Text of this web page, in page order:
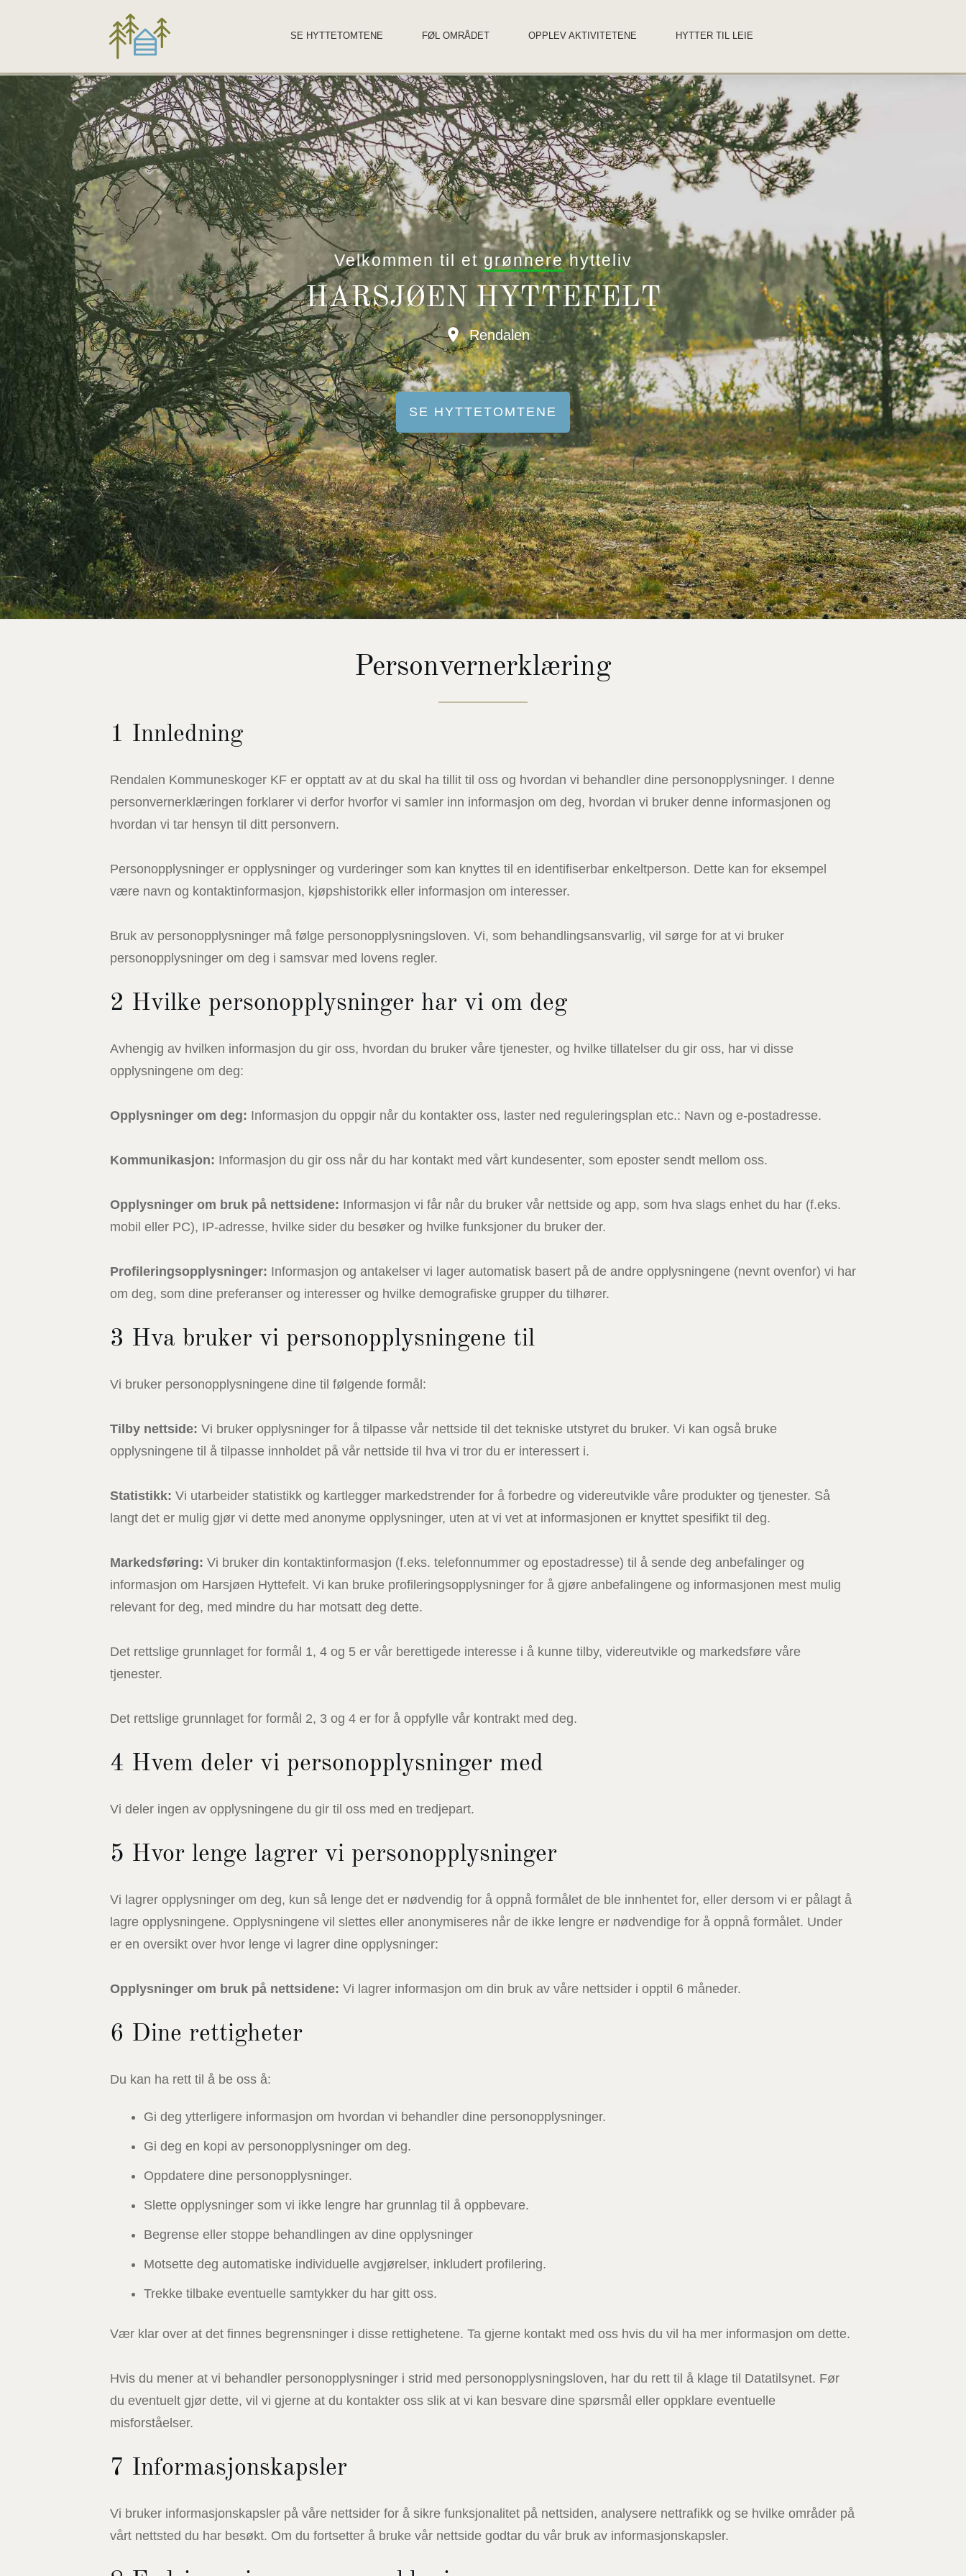
SE HYTTETOMTENE FØL OMRÅDET OPPLEV AKTIVITETENE HYTTER TIL LEIE
Velkommen til etgrønnerehytteliv
HARSJØEN HYTTEFELT
Rendalen
SE HYTTETOMTENE
Personvernerklæring
1 Innledning
Rendalen Kommuneskoger KF er opptatt av at du skal ha tillit til oss og hvordan vi behandler dine personopplysninger. I denne
personvernerklæringen forklarer vi derfor hvorfor vi samler inn informasjon om deg, hvordan vi bruker denne informasjonen og
hvordan vi tar hensyn til ditt personvern.
Personopplysninger er opplysninger og vurderinger som kan knyttes til en identifiserbar enkeltperson. Dette kan for eksempel
være navn og kontaktinformasjon, kjøpshistorikk eller informasjon om interesser.
Bruk av personopplysninger må følge personopplysningsloven. Vi, som behandlingsansvarlig, vil sørge for at vi bruker
personopplysninger om deg i samsvar med lovens regler.
2 Hvilke personopplysninger har vi om deg
Avhengig av hvilken informasjon du gir oss, hvordan du bruker våre tjenester, og hvilke tillatelser du gir oss, har vi disse
opplysningene om deg:
Opplysninger om deg: Informasjon du oppgir når du kontakter oss, laster ned reguleringsplan etc.: Navn og e-postadresse.
Kommunikasjon: Informasjon du gir oss når du har kontakt med vårt kundesenter, som eposter sendt mellom oss.
Opplysninger om bruk på nettsidene: Informasjon vi får når du bruker vår nettside og app, som hva slags enhet du har (f.eks.
mobil eller PC), IP-adresse, hvilke sider du besøker og hvilke funksjoner du bruker der.
Profileringsopplysninger: Informasjon og antakelser vi lager automatisk basert på de andre opplysningene (nevnt ovenfor) vi har
om deg, som dine preferanser og interesser og hvilke demografiske grupper du tilhører.
3 Hva bruker vi personopplysningene til
Vi bruker personopplysningene dine til følgende formål:
Tilby nettside: Vi bruker opplysninger for å tilpasse vår nettside til det tekniske utstyret du bruker. Vi kan også bruke
opplysningene til å tilpasse innholdet på vår nettside til hva vi tror du er interessert i.
Statistikk: Vi utarbeider statistikk og kartlegger markedstrender for å forbedre og videreutvikle våre produkter og tjenester. Så
langt det er mulig gjør vi dette med anonyme opplysninger, uten at vi vet at informasjonen er knyttet spesifikt til deg.
Markedsføring: Vi bruker din kontaktinformasjon (f.eks. telefonnummer og epostadresse) til å sende deg anbefalinger og
informasjon om Harsjøen Hyttefelt. Vi kan bruke profileringsopplysninger for å gjøre anbefalingene og informasjonen mest mulig
relevant for deg, med mindre du har motsatt deg dette.
Det rettslige grunnlaget for formål 1, 4 og 5 er vår berettigede interesse i å kunne tilby, videreutvikle og markedsføre våre
tjenester.
Det rettslige grunnlaget for formål 2, 3 og 4 er for å oppfylle vår kontrakt med deg.
4 Hvem deler vi personopplysninger med
Vi deler ingen av opplysningene du gir til oss med en tredjepart.
5 Hvor lenge lagrer vi personopplysninger
Vi lagrer opplysninger om deg, kun så lenge det er nødvendig for å oppnå formålet de ble innhentet for, eller dersom vi er pålagt å
lagre opplysningene. Opplysningene vil slettes eller anonymiseres når de ikke lengre er nødvendige for å oppnå formålet. Under
er en oversikt over hvor lenge vi lagrer dine opplysninger:
Opplysninger om bruk på nettsidene: Vi lagrer informasjon om din bruk av våre nettsider i opptil 6 måneder.
6 Dine rettigheter
Du kan ha rett til å be oss å:
Gi deg ytterligere informasjon om hvordan vi behandler dine personopplysninger.
Gi deg en kopi av personopplysninger om deg.
Oppdatere dine personopplysninger.
Slette opplysninger som vi ikke lengre har grunnlag til å oppbevare.
Begrense eller stoppe behandlingen av dine opplysninger
Motsette deg automatiske individuelle avgjørelser, inkludert profilering.
Trekke tilbake eventuelle samtykker du har gitt oss.
Vær klar over at det finnes begrensninger i disse rettighetene. Ta gjerne kontakt med oss hvis du vil ha mer informasjon om dette.
Hvis du mener at vi behandler personopplysninger i strid med personopplysningsloven, har du rett til å klage til Datatilsynet. Før
du eventuelt gjør dette, vil vi gjerne at du kontakter oss slik at vi kan besvare dine spørsmål eller oppklare eventuelle
misforståelser.
7 Informasjonskapsler
Vi bruker informasjonskapsler på våre nettsider for å sikre funksjonalitet på nettsiden, analysere nettrafikk og se hvilke områder på
vårt nettsted du har besøkt. Om du fortsetter å bruke vår nettside godtar du vår bruk av informasjonskapsler.